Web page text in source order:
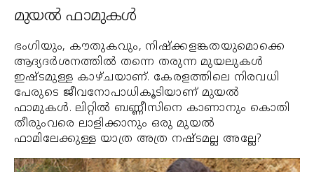
മുയല്‍ ഫാമുകള്‍
ഭംഗിയും, കൗതുകവും, നിഷ്‌ക്കളങ്കതയുമൊക്കെ
ആദ്യദര്‍ശനത്തില്‍ തന്നെ തരുന്ന മുയലുകള്‍
ഇഷ്ടമുള്ള കാഴ്ചയാണ്. കേരളത്തിലെ നിരവധി
പേരുടെ ജീവനോപാധികൂടിയാണ് മുയല്‍
ഫാമുകള്‍. ലിറ്റില്‍ ബണ്ണീസിനെ കാണാനും കൊതി
തീരുംവരെ ലാളിക്കാനും ഒരു മുയല്‍
ഫാമിലേക്കുള്ള യാത്ര അത്ര നഷ്ടമല്ല അല്ലേ?